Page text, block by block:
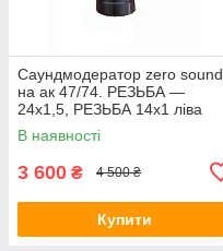
Саундмодератор zero sound
на ак 47/74. РЕЗЬБА —
24х1,5, РЕЗЬБА 14х1 ліва
В наявності
3 600 ₴ 4 500 ₴
Купити